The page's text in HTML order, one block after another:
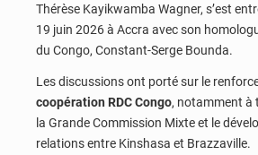
Thérèse Kayikwamba Wagner, s’est
19 juin 2026 à Accra avec son
du Congo, Constant-Serge Bounda.
Les discussions ont porté sur le
coopération RDC Congo, notamment à
la Grande Commission Mixte et le
relations entre Kinshasa et Brazzaville.